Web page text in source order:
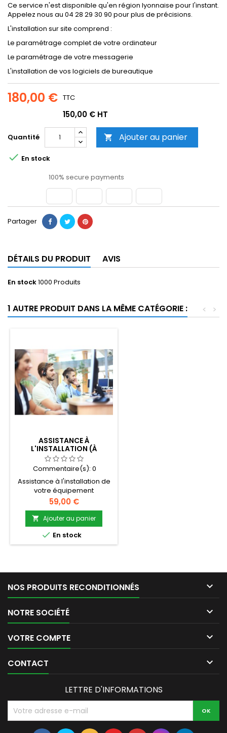
Ce service n'est disponible qu'en région lyonnaise pour l'instant.
Appelez nous au 04 28 29 30 90 pour plus de précisions.
L'installation sur site comprend :
Le paramétrage complet de votre ordinateur
Le paramétrage de votre messagerie
L'installation de vos logiciels de bureautique
180,00 € TTC
150,00 € HT
Quantité  Ajouter au panier
 En stock
100% secure payments
Partager
DÉTAILS DU PRODUIT AVIS
En stock1000 Produits
1 AUTRE PRODUIT DANS LA MÊME CATÉGORIE : >
<
ASSISTANCE À
L'INSTALLATION (À
DISTANCE)
Commentaire(s): 0
Assistance à l'installation de
votre équipement
recondtionné (à distance)
Prix
59,00 €
 Ajouter au panier
 En stock
NOS PRODUITS RECONDITIONNÉS 
NOTRE SOCIÉTÉ 
VOTRE COMPTE 
CONTACT 
LETTRE D'INFORMATIONS